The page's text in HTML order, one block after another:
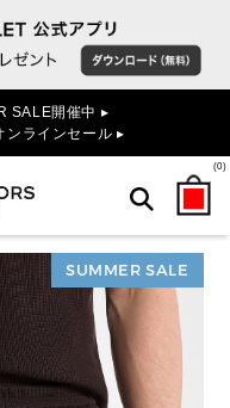
SALE開催中 ▸
ンラインセール ▸
(0)
検索
SUMMER SALE